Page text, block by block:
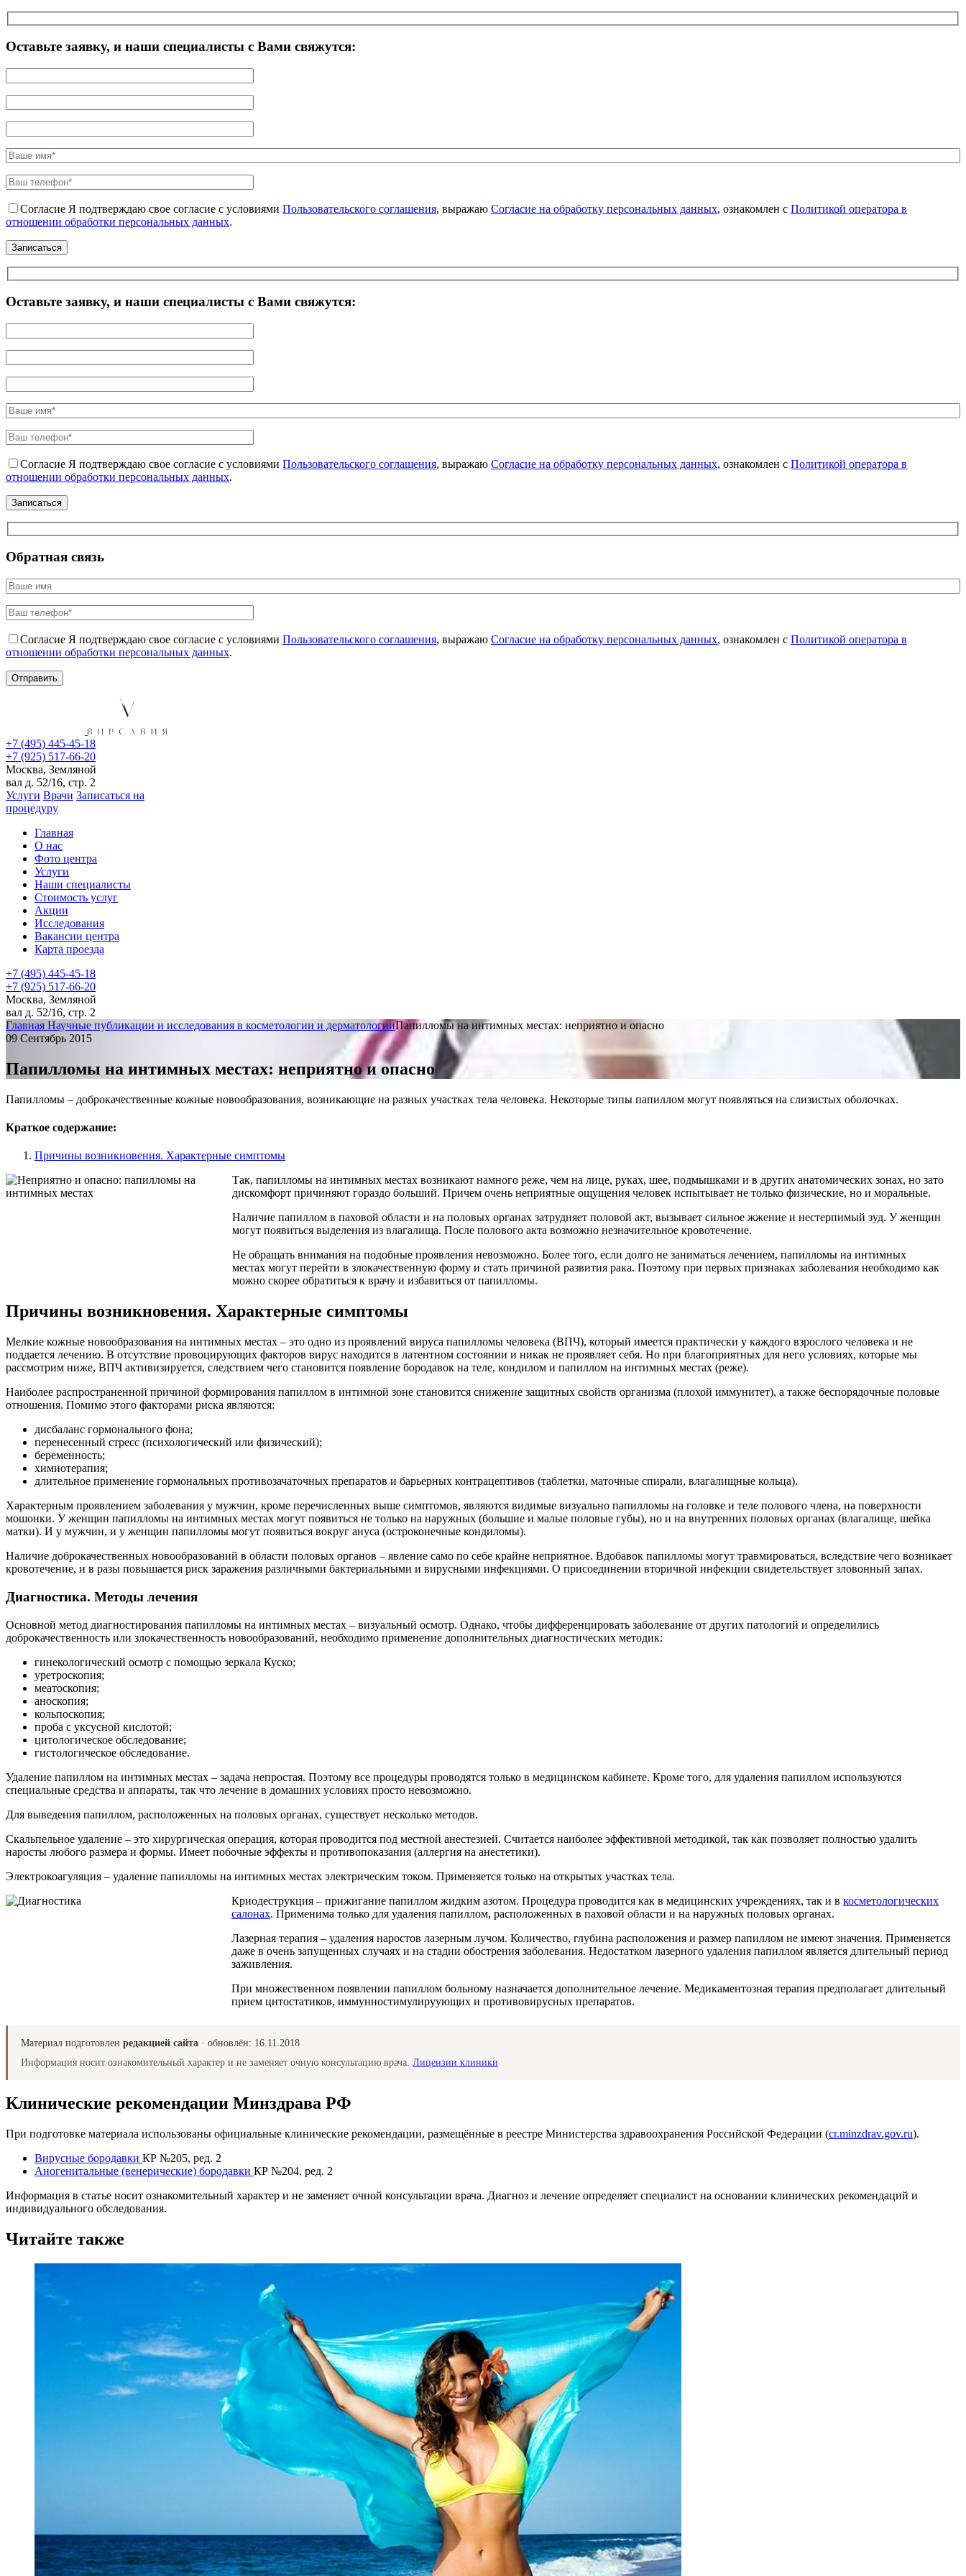
Оставьте заявку, и наши специалисты с Вами свяжутся:
Согласие Я подтверждаю свое согласие с условиями Пользовательского соглашения, выражаю Согласие на обработку персональных данных, ознакомлен с Политикой оператора в
отношении обработки персональных данных.
Оставьте заявку, и наши специалисты с Вами свяжутся:
Согласие Я подтверждаю свое согласие с условиями Пользовательского соглашения, выражаю Согласие на обработку персональных данных, ознакомлен с Политикой оператора в
отношении обработки персональных данных.
Обратная связь
Согласие Я подтверждаю свое согласие с условиями Пользовательского соглашения, выражаю Согласие на обработку персональных данных, ознакомлен с Политикой оператора в
отношении обработки персональных данных.
+7 (495) 445-45-18
+7 (925) 517-66-20
Москва, Земляной
вал д. 52/16, стр. 2
Услуги Врачи Записаться на
процедуру
Главная
О нас
Фото центра
Услуги
Наши специалисты
Стоимость услуг
Акции
Исследования
Вакансии центра
Карта проезда
+7 (495) 445-45-18
+7 (925) 517-66-20
Москва, Земляной
вал д. 52/16, стр. 2
Главная Научные публикации и исследования в косметологии и дерматологииПапилломы на интимных местах: неприятно и опасно
09 Сентябрь 2015
Папилломы на интимных местах: неприятно и опасно
Папилломы – доброкачественные кожные новообразования, возникающие на разных участках тела человека. Некоторые типы папиллом могут появляться на слизистых оболочках.
Краткое содержание:
Причины возникновения. Характерные симптомы
Так, папилломы на интимных местах возникают намного реже, чем на лице, руках, шее, подмышками и в других анатомических зонах, но зато
дискомфорт причиняют гораздо больший. Причем очень неприятные ощущения человек испытывает не только физические, но и моральные.
Наличие папиллом в паховой области и на половых органах затрудняет половой акт, вызывает сильное жжение и нестерпимый зуд. У женщин
могут появиться выделения из влагалища. После полового акта возможно незначительное кровотечение.
Не обращать внимания на подобные проявления невозможно. Более того, если долго не заниматься лечением, папилломы на интимных
местах могут перейти в злокачественную форму и стать причиной развития рака. Поэтому при первых признаках заболевания необходимо как
можно скорее обратиться к врачу и избавиться от папилломы.
Причины возникновения. Характерные симптомы
Мелкие кожные новообразования на интимных местах – это одно из проявлений вируса папилломы человека (ВПЧ), который имеется практически у каждого взрослого человека и не
поддается лечению. В отсутствие провоцирующих факторов вирус находится в латентном состоянии и никак не проявляет себя. Но при благоприятных для него условиях, которые мы
рассмотрим ниже, ВПЧ активизируется, следствием чего становится появление бородавок на теле, кондилом и папиллом на интимных местах (реже).
Наиболее распространенной причиной формирования папиллом в интимной зоне становится снижение защитных свойств организма (плохой иммунитет), а также беспорядочные половые
отношения. Помимо этого факторами риска являются:
дисбаланс гормонального фона;
перенесенный стресс (психологический или физический);
беременность;
химиотерапия;
длительное применение гормональных противозачаточных препаратов и барьерных контрацептивов (таблетки, маточные спирали, влагалищные кольца).
Характерным проявлением заболевания у мужчин, кроме перечисленных выше симптомов, являются видимые визуально папилломы на головке и теле полового члена, на поверхности
мошонки. У женщин папилломы на интимных местах могут появиться не только на наружных (большие и малые половые губы), но и на внутренних половых органах (влагалище, шейка
матки). И у мужчин, и у женщин папилломы могут появиться вокруг ануса (остроконечные кондиломы).
Наличие доброкачественных новообразований в области половых органов – явление само по себе крайне неприятное. Вдобавок папилломы могут травмироваться, вследствие чего возникает
кровотечение, и в разы повышается риск заражения различными бактериальными и вирусными инфекциями. О присоединении вторичной инфекции свидетельствует зловонный запах.
Диагностика. Методы лечения
Основной метод диагностирования папилломы на интимных местах – визуальный осмотр. Однако, чтобы дифференцировать заболевание от других патологий и определились
доброкачественность или злокачественность новообразований, необходимо применение дополнительных диагностических методик:
гинекологический осмотр с помощью зеркала Куско;
уретроскопия;
меатоскопия;
аноскопия;
кольпоскопия;
проба с уксусной кислотой;
цитологическое обследование;
гистологическое обследование.
Удаление папиллом на интимных местах – задача непростая. Поэтому все процедуры проводятся только в медицинском кабинете. Кроме того, для удаления папиллом используются
специальные средства и аппараты, так что лечение в домашних условиях просто невозможно.
Для выведения папиллом, расположенных на половых органах, существует несколько методов.
Скальпельное удаление – это хирургическая операция, которая проводится под местной анестезией. Считается наиболее эффективной методикой, так как позволяет полностью удалить
наросты любого размера и формы. Имеет побочные эффекты и противопоказания (аллергия на анестетики).
Электрокоагуляция – удаление папилломы на интимных местах электрическим током. Применяется только на открытых участках тела.
Криодеструкция – прижигание папиллом жидким азотом. Процедура проводится как в медицинских учреждениях, так и в косметологических
салонах. Применима только для удаления папиллом, расположенных в паховой области и на наружных половых органах.
Лазерная терапия – удаления наростов лазерным лучом. Количество, глубина расположения и размер папиллом не имеют значения. Применяется
даже в очень запущенных случаях и на стадии обострения заболевания. Недостатком лазерного удаления папиллом является длительный период
заживления.
При множественном появлении папиллом больному назначается дополнительное лечение. Медикаментозная терапия предполагает длительный
прием цитостатиков, иммунностимулируующих и противовирусных препаратов.
Материал подготовлен редакцией сайта · обновлён: 16.11.2018
Информация носит ознакомительный характер и не заменяет очную консультацию врача. Лицензии клиники
Клинические рекомендации Минздрава РФ
При подготовке материала использованы официальные клинические рекомендации, размещённые в реестре Министерства здравоохранения Российской Федерации (cr.minzdrav.gov.ru).
Вирусные бородавки КР №205, ред. 2
Аногенитальные (венерические) бородавки КР №204, ред. 2
Информация в статье носит ознакомительный характер и не заменяет очной консультации врача. Диагноз и лечение определяет специалист на основании клинических рекомендаций и
индивидуального обследования.
Читайте также